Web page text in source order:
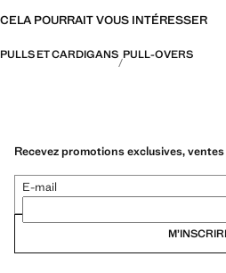
CELA POURRAIT VOUS INTÉRESSER
PULLS ET CARDIGANS PULL-OVERS
Recevez promotions exclusives,
E-mail